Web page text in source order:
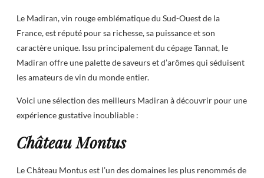
Le Madiran, vin rouge emblématique du Sud-Ouest de la
France, est réputé pour sa richesse, sa puissance et son
caractère unique. Issu principalement du cépage Tannat, le
Madiran offre une palette de saveurs et d’arômes qui séduisent
les amateurs de vin du monde entier.
Voici une sélection des meilleurs Madiran à découvrir pour une
expérience gustative inoubliable :
Château Montus
Le Château Montus est l’un des domaines les plus renommés de